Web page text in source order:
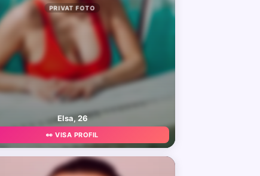
PRIVAT FOTO
Elsa, 26
👀 VISA PROFIL